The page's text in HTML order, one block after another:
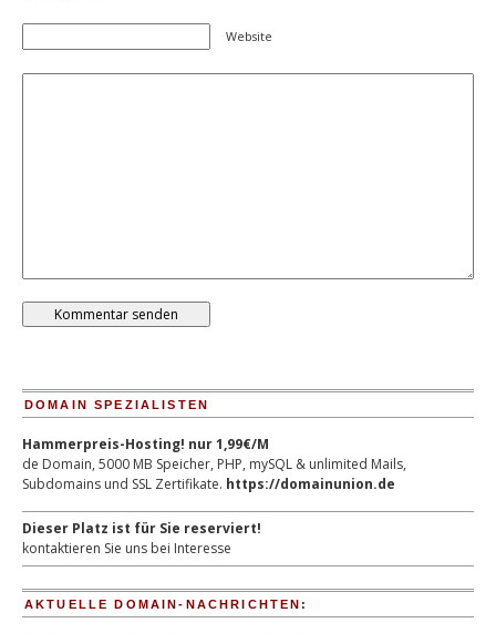
Website
DOMAIN SPEZIALISTEN
Hammerpreis-Hosting! nur 1,99€/M
de Domain, 5000 MB Speicher, PHP, mySQL & unlimited Mails,
Subdomains und SSL Zertifikate. https://domainunion.de
Dieser Platz ist für Sie reserviert!
kontaktieren Sie uns bei Interesse
AKTUELLE DOMAIN-NACHRICHTEN: